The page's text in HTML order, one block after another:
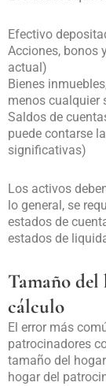
Efectivo
Acciones, bonos
actual)
Bienes
menos cualquier
Saldos de
puede contarse
significativas)
Los activos
lo general, se
estados de
estados de
Tamaño del
cálculo
El error más
patrocinadores
tamaño del
hogar del